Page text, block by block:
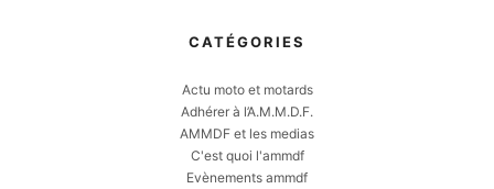
CATÉGORIES
Actu moto et motards
Adhérer à l’A.M.M.D.F.
AMMDF et les medias
C'est quoi l'ammdf
Evènements ammdf